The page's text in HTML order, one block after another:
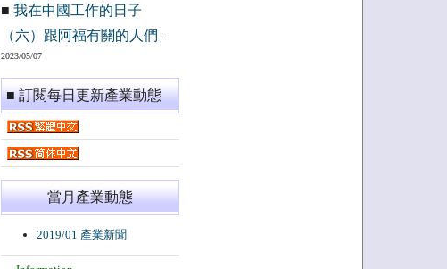
■ 我在中國工作的日子
（六）跟阿福有關的人們 -
2023/05/07
■ 訂閱每日更新產業動態
當月產業動態
2019/01 產業新聞